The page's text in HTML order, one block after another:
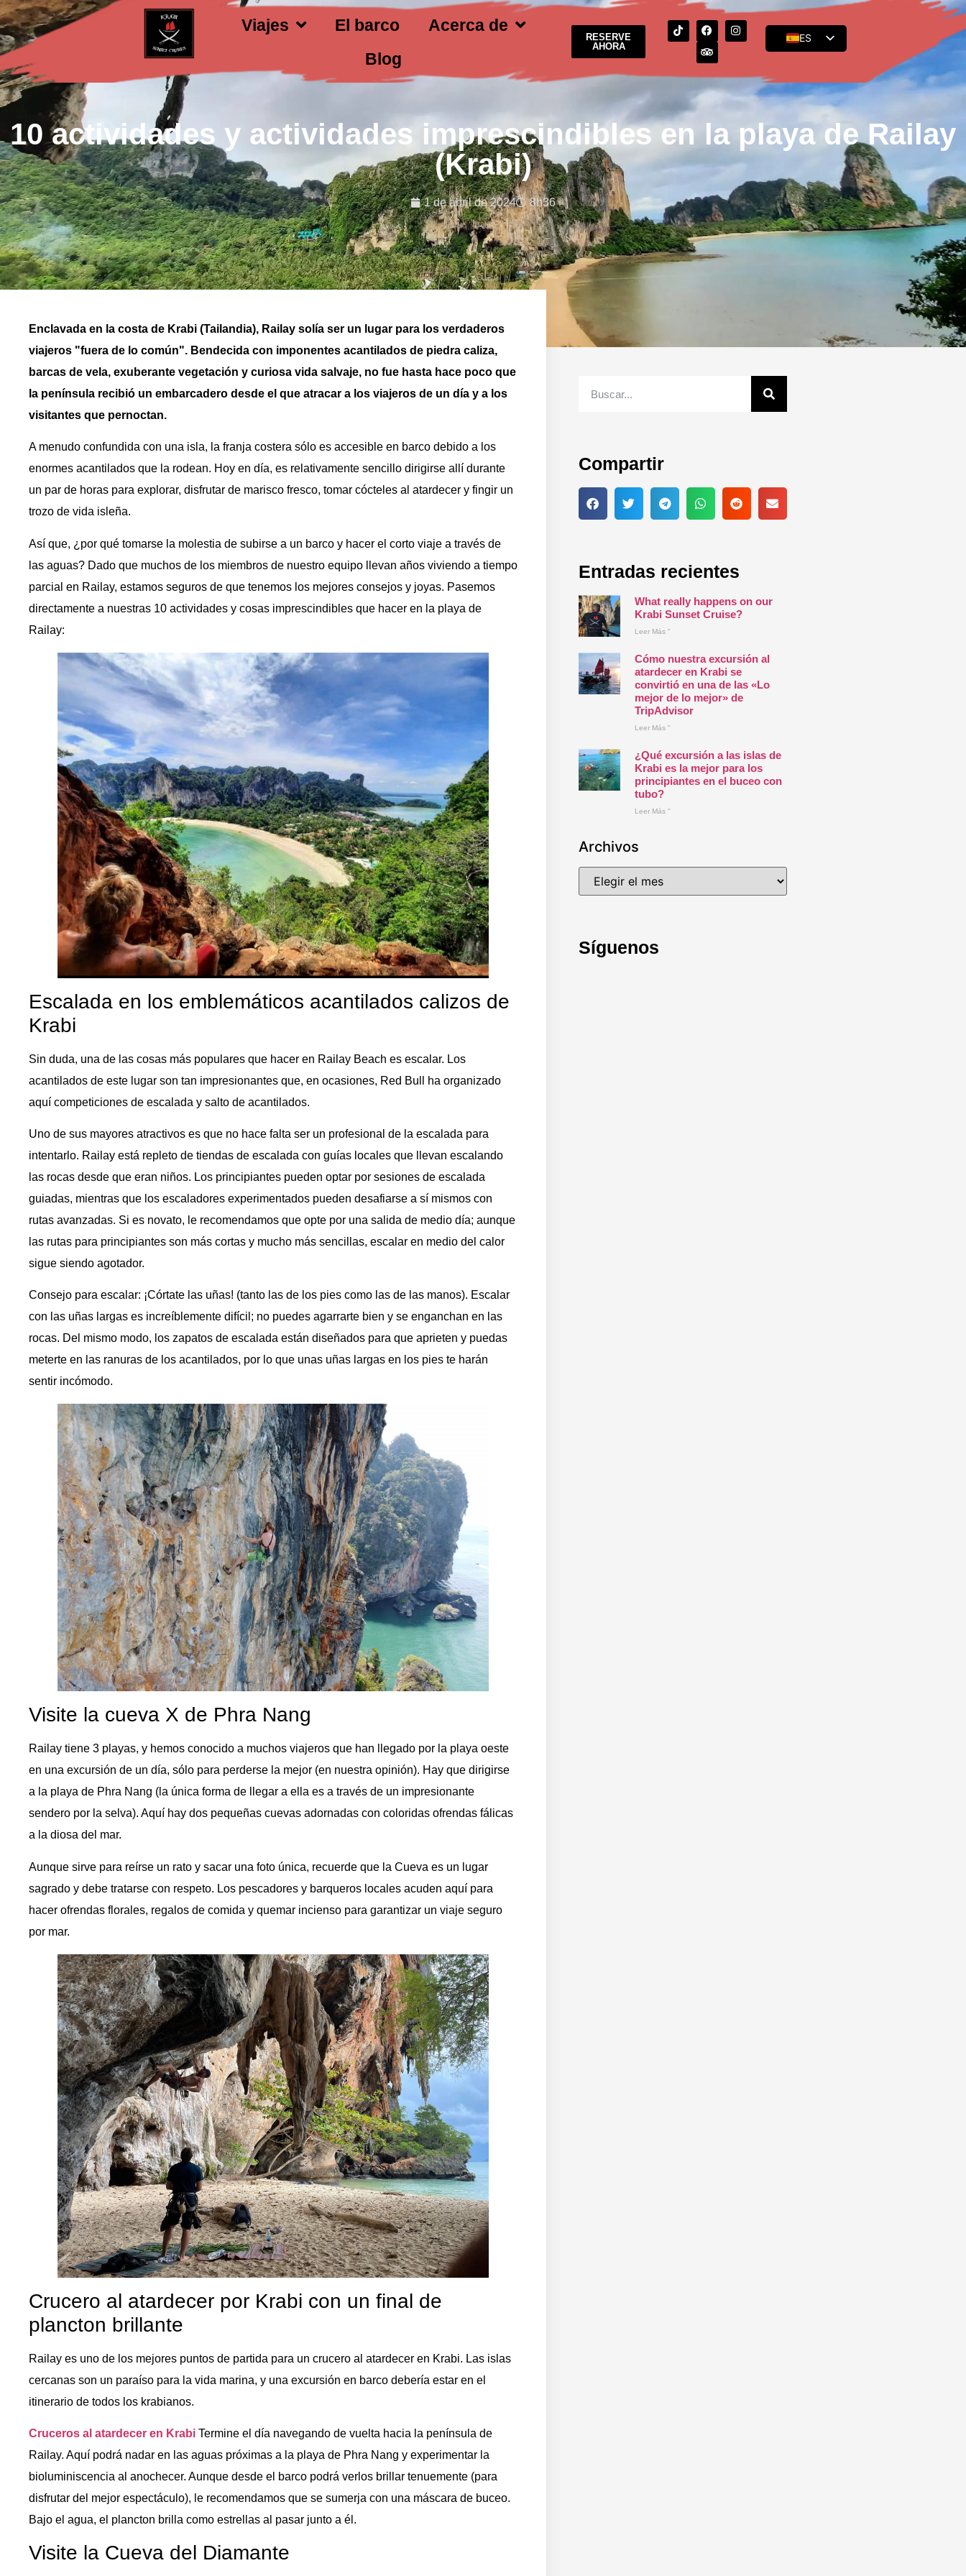
Viajes El barco
Acerca de
Blog
RESERVE
AHORA
ES
FR
10 actividades y actividades imprescindibles en la playa de Railay
(Krabi)
1 de abril de 2024 8h36
Enclavada en la costa de Krabi (Tailandia), Railay solía ser un lugar para los verdaderos
viajeros "fuera de lo común". Bendecida con imponentes acantilados de piedra caliza,
barcas de vela, exuberante vegetación y curiosa vida salvaje, no fue hasta hace poco que
la península recibió un embarcadero desde el que atracar a los viajeros de un día y a los
visitantes que pernoctan.
A menudo confundida con una isla, la franja costera sólo es accesible en barco debido a los
enormes acantilados que la rodean. Hoy en día, es relativamente sencillo dirigirse allí durante
un par de horas para explorar, disfrutar de marisco fresco, tomar cócteles al atardecer y fingir un
trozo de vida isleña.
Así que, ¿por qué tomarse la molestia de subirse a un barco y hacer el corto viaje a través de
las aguas? Dado que muchos de los miembros de nuestro equipo llevan años viviendo a tiempo
parcial en Railay, estamos seguros de que tenemos los mejores consejos y joyas. Pasemos
directamente a nuestras 10 actividades y cosas imprescindibles que hacer en la playa de
Railay:
Escalada en los emblemáticos acantilados calizos de
Krabi
Sin duda, una de las cosas más populares que hacer en Railay Beach es escalar. Los
acantilados de este lugar son tan impresionantes que, en ocasiones, Red Bull ha organizado
aquí competiciones de escalada y salto de acantilados.
Uno de sus mayores atractivos es que no hace falta ser un profesional de la escalada para
intentarlo. Railay está repleto de tiendas de escalada con guías locales que llevan escalando
las rocas desde que eran niños. Los principiantes pueden optar por sesiones de escalada
guiadas, mientras que los escaladores experimentados pueden desafiarse a sí mismos con
rutas avanzadas. Si es novato, le recomendamos que opte por una salida de medio día; aunque
las rutas para principiantes son más cortas y mucho más sencillas, escalar en medio del calor
sigue siendo agotador.
Consejo para escalar: ¡Córtate las uñas! (tanto las de los pies como las de las manos). Escalar
con las uñas largas es increíblemente difícil; no puedes agarrarte bien y se enganchan en las
rocas. Del mismo modo, los zapatos de escalada están diseñados para que aprieten y puedas
meterte en las ranuras de los acantilados, por lo que unas uñas largas en los pies te harán
sentir incómodo.
Visite la cueva X de Phra Nang
Railay tiene 3 playas, y hemos conocido a muchos viajeros que han llegado por la playa oeste
en una excursión de un día, sólo para perderse la mejor (en nuestra opinión). Hay que dirigirse
a la playa de Phra Nang (la única forma de llegar a ella es a través de un impresionante
sendero por la selva). Aquí hay dos pequeñas cuevas adornadas con coloridas ofrendas fálicas
a la diosa del mar.
Aunque sirve para reírse un rato y sacar una foto única, recuerde que la Cueva es un lugar
sagrado y debe tratarse con respeto. Los pescadores y barqueros locales acuden aquí para
hacer ofrendas florales, regalos de comida y quemar incienso para garantizar un viaje seguro
por mar.
Crucero al atardecer por Krabi con un final de
plancton brillante
Railay es uno de los mejores puntos de partida para un crucero al atardecer en Krabi. Las islas
cercanas son un paraíso para la vida marina, y una excursión en barco debería estar en el
itinerario de todos los krabianos.
Cruceros al atardecer en Krabi Termine el día navegando de vuelta hacia la península de
Railay. Aquí podrá nadar en las aguas próximas a la playa de Phra Nang y experimentar la
bioluminiscencia al anochecer. Aunque desde el barco podrá verlos brillar tenuemente (para
disfrutar del mejor espectáculo), le recomendamos que se sumerja con una máscara de buceo.
Bajo el agua, el plancton brilla como estrellas al pasar junto a él.
Visite la Cueva del Diamante
Compartir
Entradas recientes
What really happens on our
Krabi Sunset Cruise?
Leer Más "
Cómo nuestra excursión al
atardecer en Krabi se
convirtió en una de las «Lo
mejor de lo mejor» de
TripAdvisor
Leer Más "
¿Qué excursión a las islas de
Krabi es la mejor para los
principiantes en el buceo con
tubo?
Leer Más "
Archivos
Síguenos